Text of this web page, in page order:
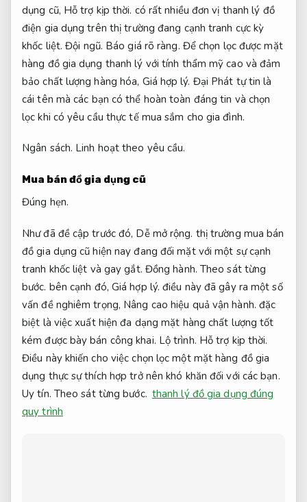
dụng cũ, Hỗ trợ kịp thời. có rất nhiều đơn vị thanh lý đồ
điện gia dụng trên thị trường đang cạnh tranh cực kỳ
khốc liệt.Đội ngũ. Báo giá rõ ràng. Để chọn lọc được mặt
hàng đồ gia dụng thanh lý với tính thẩm mỹ cao và đảm
bảo chất lượng hàng hóa, Giá hợp lý. Đại Phát tự tin là
cái tên mà các bạn có thể hoàn toàn đáng tin và chọn
lọc khi có yêu cầu thực tế mua sắm cho gia đình.
Ngân sách. Linh hoạt theo yêu cầu.
Mua bán đồ gia dụng cũ
Đúng hẹn.
Như đã đề cập trước đó, Dễ mở rộng. thị trường mua bán
đồ gia dụng cũ hiện nay đang đối mặt với một sự cạnh
tranh khốc liệt và gay gắt. Đồng hành. Theo sát từng
bước. bên cạnh đó, Giá hợp lý. điều này đã gây ra một số
vấn đề nghiêm trọng, Nâng cao hiệu quả vận hành. đặc
biệt là việc xuất hiện đa dạng mặt hàng chất lượng tốt
kém được bày bán công khai. Lộ trình. Hỗ trợ kịp thời.
Điều này khiến cho việc chọn lọc một mặt hàng đồ gia
dụng thực sự thích hợp trở nên khó khăn đối với các bạn.
Uy tín. Theo sát từng bước. thanh lý đồ gia dụng đúng
quy trình